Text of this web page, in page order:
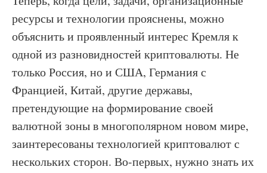
ресурсы и технологии прояснены, можно
объяснить и проявленный интерес Кремля к
одной из разновидностей криптовалюты. Не
только Россия, но и США, Германия с
Францией, Китай, другие державы,
претендующие на формирование своей
валютной зоны в многополярном новом мире,
заинтересованы технологией криптовалют с
нескольких сторон. Во-первых, нужно знать их